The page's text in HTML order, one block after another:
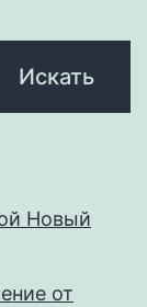
Новый
от